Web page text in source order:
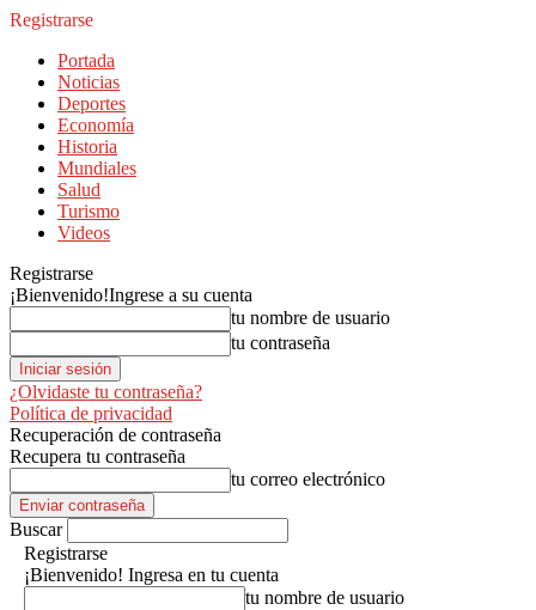
Registrarse
Portada
Noticias
Deportes
Economía
Historia
Mundiales
Salud
Turismo
Videos
Registrarse
¡Bienvenido!Ingrese a su cuenta
tu nombre de usuario
tu contraseña
¿Olvidaste tu contraseña?
Política de privacidad
Recuperación de contraseña
Recupera tu contraseña
tu correo electrónico
Buscar
Registrarse
¡Bienvenido! Ingresa en tu cuenta
tu nombre de usuario